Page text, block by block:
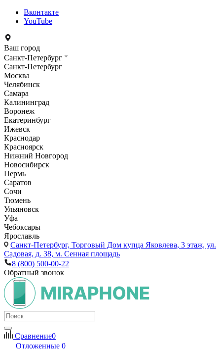
Вконтакте
YouTube
Ваш город
Санкт-Петербург
Санкт-Петербург
Москва
Челябинск
Самара
Калининград
Воронеж
Екатеринбург
Ижевск
Краснодар
Красноярск
Нижний Новгород
Новосибирск
Пермь
Саратов
Сочи
Тюмень
Ульяновск
Уфа
Чебоксары
Ярославль
Санкт-Петербург, Торговый Дом купца Яковлева, 3 этаж, ул.
Садовая, д. 38, м. Сенная площадь
8 (800) 500-00-22
Обратный звонок
Сравнение0
Отложенные 0